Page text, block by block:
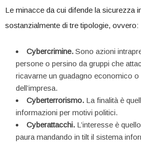
Le minacce da cui difende la sicurezza
sostanzialmente di tre tipologie, ovvero:
Cybercrimine. Sono azioni
persone o persino da gruppi che
ricavarne un guadagno economico o
dell’impresa.
Cyberterrorismo. La finalità è
informazioni per motivi politici.
Cyberattacchi. L’interesse è
paura mandando in tilt il sistema